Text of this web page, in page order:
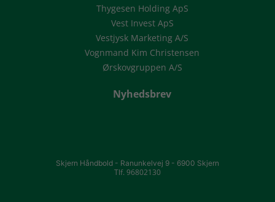
Thygesen Holding ApS
Vest Invest ApS
Vestjysk Marketing A/S
Vognmand Kim Christensen
Ørskovgruppen A/S
Nyhedsbrev
Skjern Håndbold - Ranunkelvej 9 - 6900 Skjern
Tlf. 96802130